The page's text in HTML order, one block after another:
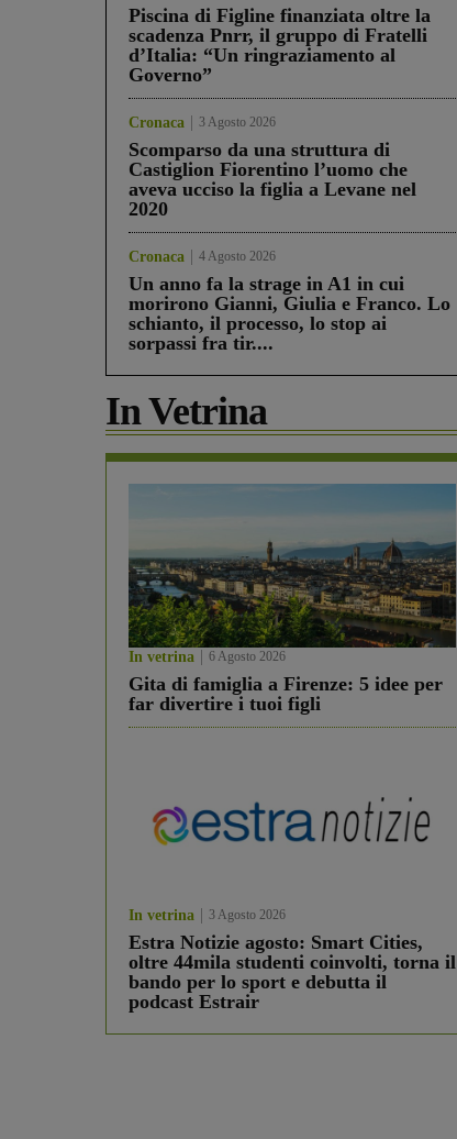
Piscina di Figline finanziata oltre la
scadenza Pnrr, il gruppo di Fratelli
d’Italia: “Un ringraziamento al
Governo”
Cronaca 3 Agosto 2026
Scomparso da una struttura di
Castiglion Fiorentino l’uomo che
aveva ucciso la figlia a Levane nel
2020
Cronaca 4 Agosto 2026
Un anno fa la strage in A1 in cui
morirono Gianni, Giulia e Franco. Lo
schianto, il processo, lo stop ai
sorpassi fra tir....
In Vetrina
In vetrina 6 Agosto 2026
Gita di famiglia a Firenze: 5 idee per
far divertire i tuoi figli
In vetrina 3 Agosto 2026
Estra Notizie agosto: Smart Cities,
oltre 44mila studenti coinvolti, torna il
bando per lo sport e debutta il
podcast Estrair